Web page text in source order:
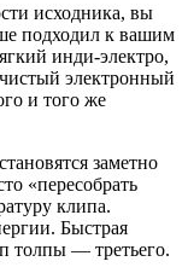
исходника, вы
подходил к вашим
инди‑электро,
электронный
и того же
заметно
«пересобрать
клипа.
Быстрая
толпы — третьего.